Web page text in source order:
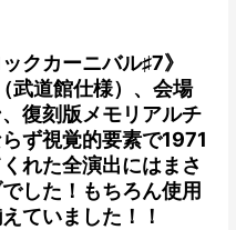
クカーニバル♯7》
武道館仕様）、会場
復刻版メモリアルチ
ず視覚的要素で1971
れた全演出にはまさ
した！もちろん使用
ていました！！